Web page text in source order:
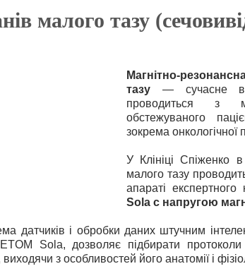
малого тазу
Магнітно-
тазу — сучасне
проводиться з
обстежуваного
зокрема онкологічної
У Клініці Спіженко
малого тазу
апараті
Sola c напругою
датчиків і обробки даних штучним
Sola, дозволяє підбирати протоколи
з особливостей його анатомії і